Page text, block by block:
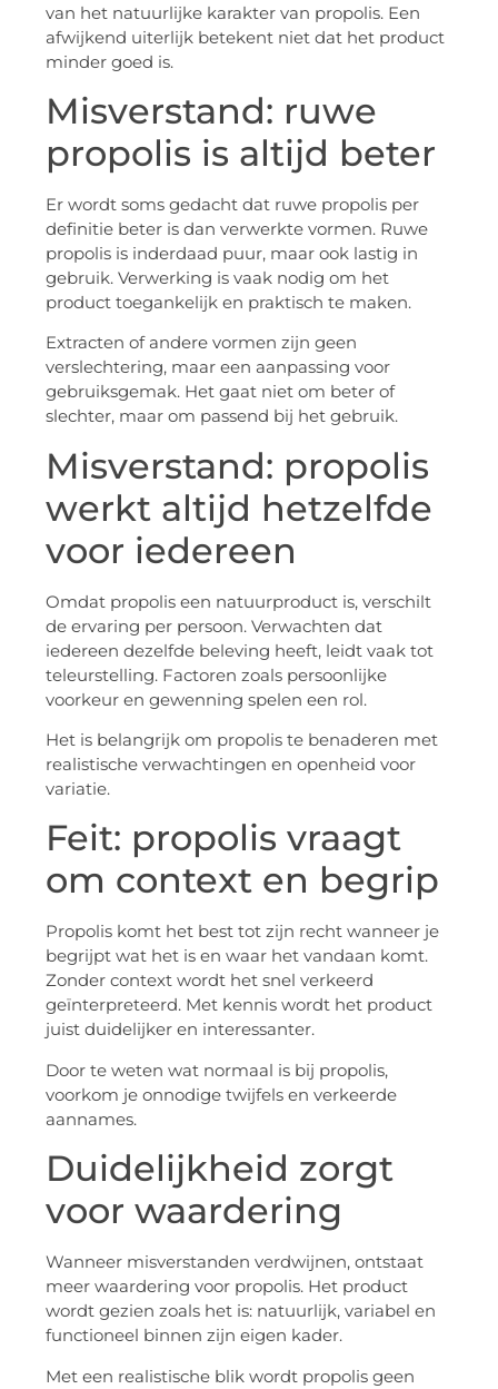
van het natuurlijke karakter van propolis. Een
afwijkend uiterlijk betekent niet dat het product
minder goed is.
Misverstand: ruwe
propolis is altijd beter
Er wordt soms gedacht dat ruwe propolis per
definitie beter is dan verwerkte vormen. Ruwe
propolis is inderdaad puur, maar ook lastig in
gebruik. Verwerking is vaak nodig om het
product toegankelijk en praktisch te maken.
Extracten of andere vormen zijn geen
verslechtering, maar een aanpassing voor
gebruiksgemak. Het gaat niet om beter of
slechter, maar om passend bij het gebruik.
Misverstand: propolis
werkt altijd hetzelfde
voor iedereen
Omdat propolis een natuurproduct is, verschilt
de ervaring per persoon. Verwachten dat
iedereen dezelfde beleving heeft, leidt vaak tot
teleurstelling. Factoren zoals persoonlijke
voorkeur en gewenning spelen een rol.
Het is belangrijk om propolis te benaderen met
realistische verwachtingen en openheid voor
variatie.
Feit: propolis vraagt
om context en begrip
Propolis komt het best tot zijn recht wanneer je
begrijpt wat het is en waar het vandaan komt.
Zonder context wordt het snel verkeerd
geïnterpreteerd. Met kennis wordt het product
juist duidelijker en interessanter.
Door te weten wat normaal is bij propolis,
voorkom je onnodige twijfels en verkeerde
aannames.
Duidelijkheid zorgt
voor waardering
Wanneer misverstanden verdwijnen, ontstaat
meer waardering voor propolis. Het product
wordt gezien zoals het is: natuurlijk, variabel en
functioneel binnen zijn eigen kader.
Met een realistische blik wordt propolis geen